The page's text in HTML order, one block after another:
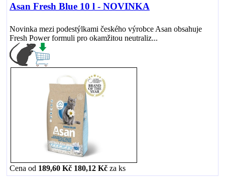
Asan Fresh Blue 10 l - NOVINKA
Novinka mezi podestýlkami českého výrobce Asan obsahuje
Fresh Power formuli pro okamžitou neutraliz...
Cena od 189,60 Kč 180,12 Kč za ks